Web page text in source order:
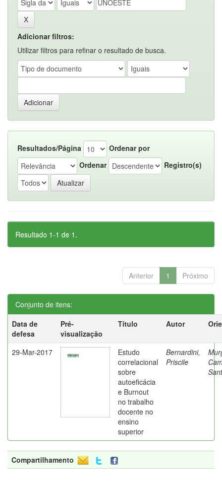
Adicionar filtros:
Utilizar filtros para refinar o resultado de busca.
Resultados/Página
Ordenar por
Ordenar
Registro(s)
Resultado 1-1 de 1.
Anterior 1 Próximo
Conjunto de itens:
Data de
defesa
Pré-
visualização
Título Autor
29-Mar-2017
Estudo
correlacional
sobre
autoeficácia
e Burnout
no trabalho
docente no
ensino
superior
Bernardini,
Priscile
Compartilhamento